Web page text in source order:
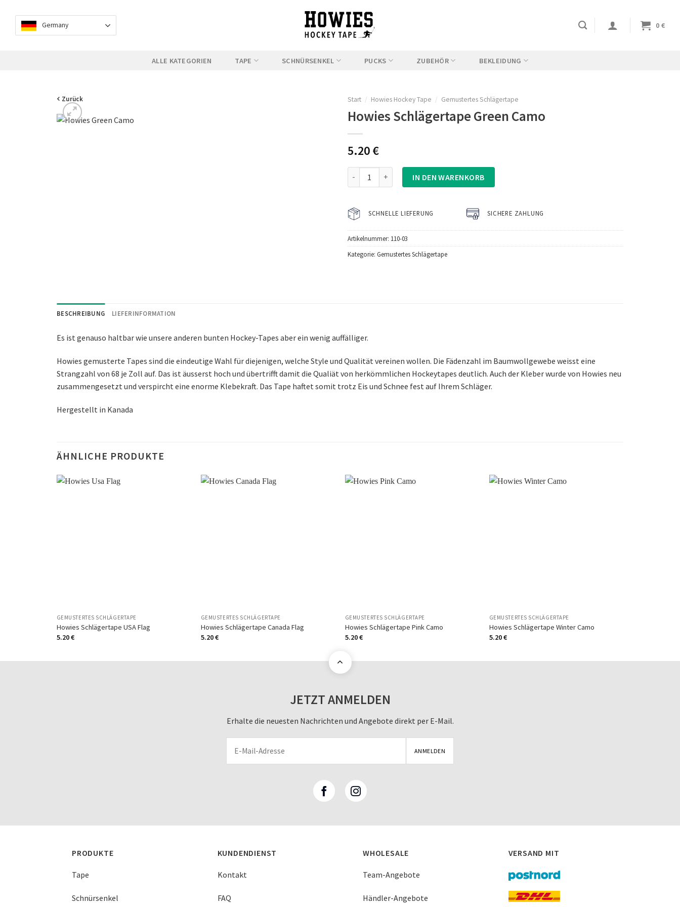
content
Germany 0 €
ALLE KATEGORIEN TAPE SCHNÜRSENKEL PUCKS ZUBEHÖR BEKLEIDUNG
Zurück Start / Howies Hockey Tape / Gemustertes Schlägertape
Howies Schlägertape Green Camo
5.20€
IN DEN WARENKORB
SCHNELLE LIEFERUNG SICHERE ZAHLUNG
Artikelnummer: 110-03
Kategorie: Gemustertes Schlägertape
BESCHREIBUNG LIEFERINFORMATION
Es ist genauso haltbar wie unsere anderen bunten Hockey-Tapes aber ein wenig auffälliger.
Howies gemusterte Tapes sind die eindeutige Wahl für diejenigen, welche Style und Qualität vereinen wollen. Die Fädenzahl im Baumwollgewebe weisst eine
Strangzahl von 68 je Zoll auf. Das ist äusserst hoch und übertrifft damit die Qualiät von herkömmlichen Hockeytapes deutlich. Auch der Kleber wurde von Howies neu
zusammengesetzt und verspircht eine enorme Klebekraft. Das Tape haftet somit trotz Eis und Schnee fest auf Ihrem Schläger.
Hergestellt in Kanada
ÄHNLICHE PRODUKTE
GEMUSTERTES SCHLÄGERTAPE
Howies Schlägertape USA Flag
5.20€
GEMUSTERTES SCHLÄGERTAPE
Howies Schlägertape Canada Flag
5.20€
GEMUSTERTES SCHLÄGERTAPE
Howies Schlägertape Pink Camo
5.20€
GEMUSTERTES SCHLÄGERTAPE
Howies Schlägertape Winter Camo
5.20€
JETZT ANMELDEN
Erhalte die neuesten Nachrichten und Angebote direkt per E-Mail.
PRODUKTE
Tape
Schnürsenkel
KUNDENDIENST
Kontakt
FAQ
WHOLESALE
Team-Angebote
Händler-Angebote
VERSAND MIT